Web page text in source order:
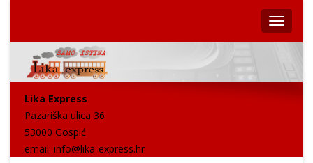
Lika Express
Pazariška ulica 36
53000 Gospić
email: info@lika-express.hr